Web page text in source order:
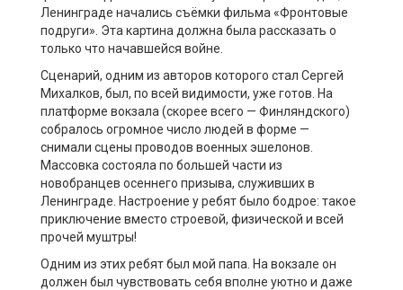
Ленинграде начались съёмки фильма «Фронтовые
подруги». Эта картина должна была рассказать о
только что начавшейся войне.
Сценарий, одним из авторов которого стал Сергей
Михалков, был, по всей видимости, уже готов. На
платформе вокзала (скорее всего — Финляндского)
собралось огромное число людей в форме —
снимали сцены проводов военных эшелонов.
Массовка состояла по большей части из
новобранцев осеннего призыва, служивших в
Ленинграде. Настроение у ребят было бодрое: такое
приключение вместо строевой, физической и всей
прочей муштры!
Одним из этих ребят был мой папа. На вокзале он
должен был чувствовать себя вполне уютно и даже